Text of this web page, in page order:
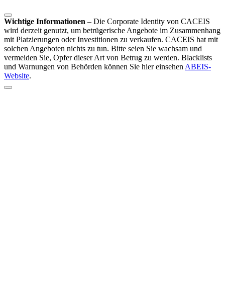
Wichtige Informationen – Die Corporate Identity von CACEIS
wird derzeit genutzt, um betrügerische Angebote im Zusammenhang
mit Platzierungen oder Investitionen zu verkaufen. CACEIS hat mit
solchen Angeboten nichts zu tun. Bitte seien Sie wachsam und
vermeiden Sie, Opfer dieser Art von Betrug zu werden. Blacklists
und Warnungen von Behörden können Sie hier einsehen ABEIS-
Website.